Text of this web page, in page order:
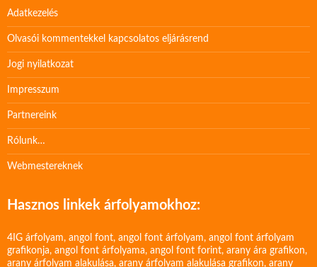
Adatkezelés
Olvasói kommentekkel kapcsolatos eljárásrend
Jogi nyilatkozat
Impresszum
Partnereink
Rólunk…
Webmestereknek
Hasznos linkek árfolyamokhoz:
4IG árfolyam, angol font, angol font árfolyam, angol font árfolyam
grafikonja, angol font árfolyama, angol font forint, arany ára grafikon,
arany árfolyam alakulása, arany árfolyam alakulása grafikon, arany